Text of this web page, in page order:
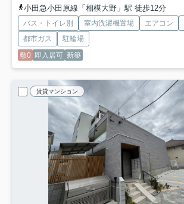
小田急小田原線「相模大野」駅 徒歩12分
バス・トイレ別 室内洗濯機置場 エアコン
都市ガス
駐輪場
敷0 即入居可 新築
賃貸マンション